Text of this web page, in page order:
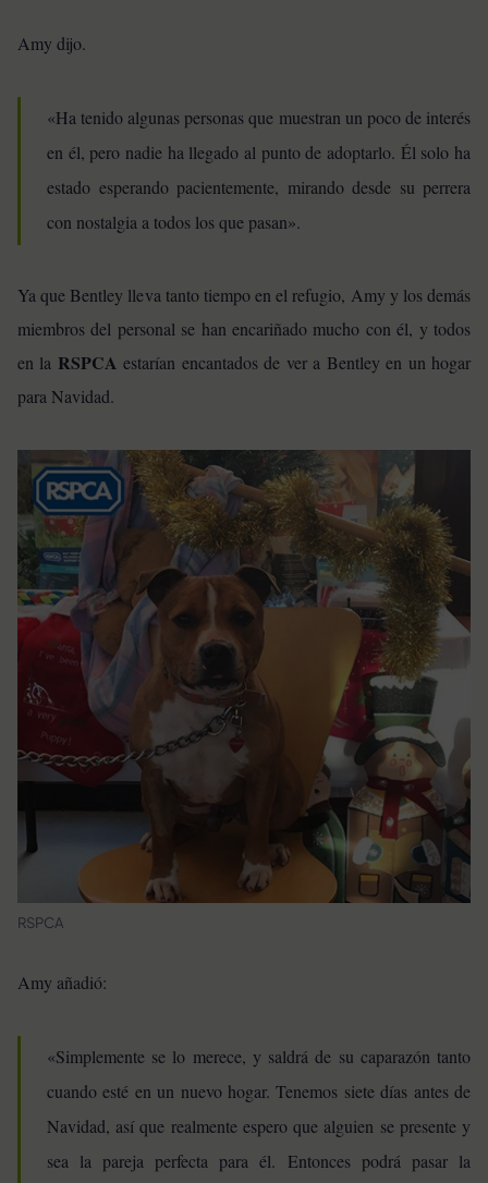
Amy dijo.
«Ha tenido algunas personas que muestran un poco de interés
en él, pero nadie ha llegado al punto de adoptarlo. Él solo ha
estado esperando pacientemente, mirando desde su perrera
con nostalgia a todos los que pasan».
Ya que Bentley lleva tanto tiempo en el refugio, Amy y los demás
miembros del personal se han encariñado mucho con él, y todos
en la RSPCA estarían encantados de ver a Bentley en un hogar
para Navidad.
RSPCA
Amy añadió:
«Simplemente se lo merece, y saldrá de su caparazón tanto
cuando esté en un nuevo hogar. Tenemos siete días antes de
Navidad, así que realmente espero que alguien se presente y
sea la pareja perfecta para él. Entonces podrá pasar la